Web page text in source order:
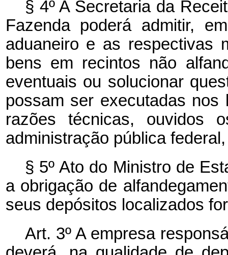
§ 4º A Secretaria da
Fazenda poderá admitir,
aduaneiro e as respectivas
bens em recintos não
eventuais ou solucionar
possam ser executadas
razões técnicas, ouvidos
administração pública
§ 5º Ato do Ministro de
a obrigação de
seus depósitos localizados
Art. 3º A empresa